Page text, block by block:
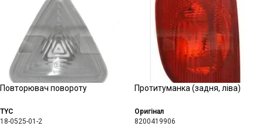
Повторювач повороту
TYC
18-0525-01-2
Протитуманка (задня, ліва)
Оригінал
8200419906